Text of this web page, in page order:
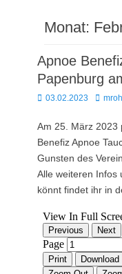
Monat:
Apnoe
Papenburg
Posted
03.02.2023 Autor
Am 25. März 2023
Benefiz Apnoe
Gunsten des
Alle weiteren Infos
könnt findet ihr in